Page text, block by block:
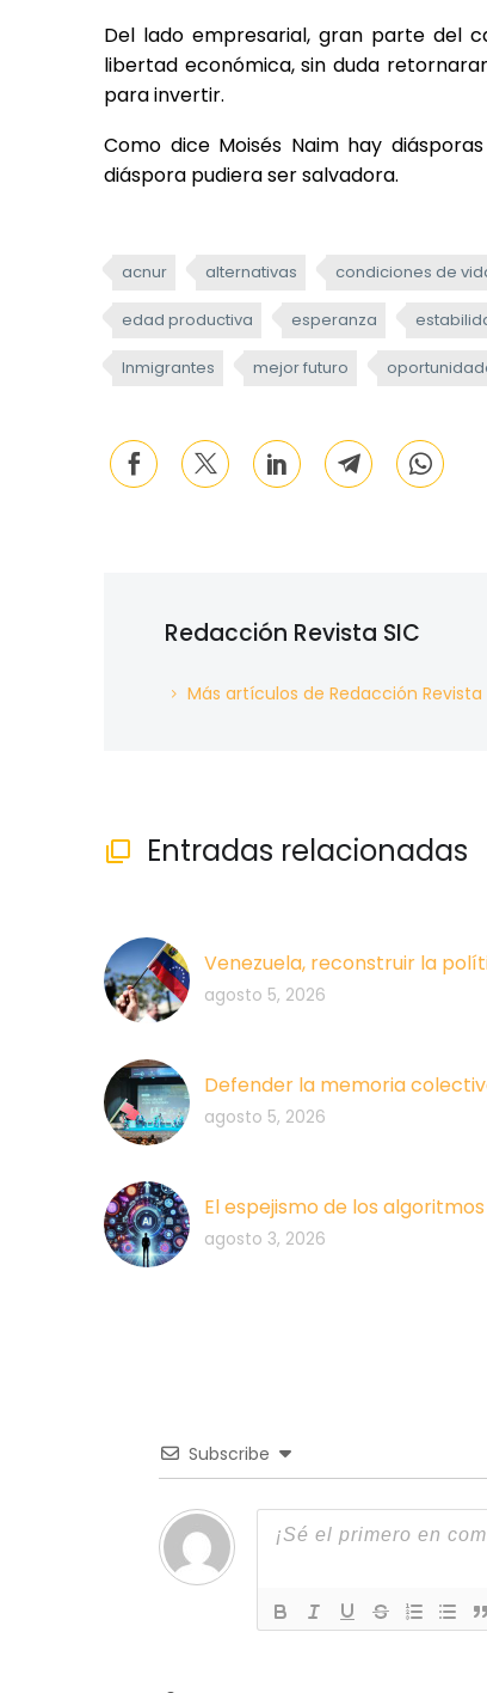
Del lado empresarial, gran parte del
libertad económica, sin duda
para invertir.
Como dice Moisés Naim hay
diáspora pudiera ser salvadora.
acnur alternativas condiciones de
edad productiva esperanza
Inmigrantes mejor futuro
Redacción Revista SIC
Más artículos de Redacción Revista
 Entradas relacionadas
Venezuela, reconstruir la
agosto 5, 2026
Defender la memoria
agosto 5, 2026
El espejismo de los
agosto 3, 2026
Subscribe